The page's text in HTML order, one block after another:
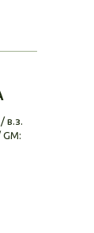
в.з.